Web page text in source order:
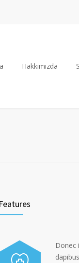
Hakkımızda
Features
Donec